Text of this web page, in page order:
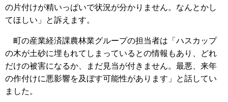
の片付けが精いっぱいで状況が分かりません。なんとかし
てほしい」と訴えます。
町の産業経済課農林業グループの担当者は「ハスカップ
の木が土砂に埋もれてしまっているとの情報もあり、どれ
だけの被害になるか、まだ見当が付きません。最悪、来年
の作付けに悪影響を及ぼす可能性があります」と話してい
ました。